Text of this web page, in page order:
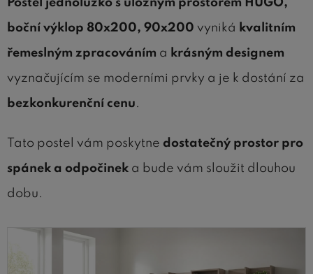
Postel jednolůžko s úložným prostorem HUGO,
boční výklop 80x200, 90x200 vyniká kvalitním
řemeslným zpracováním a krásným designem
vyznačujícím se moderními prvky a je k dostání za
bezkonkurenční cenu.
Tato postel vám poskytne dostatečný prostor pro
spánek a odpočinek a bude vám sloužit dlouhou
dobu.